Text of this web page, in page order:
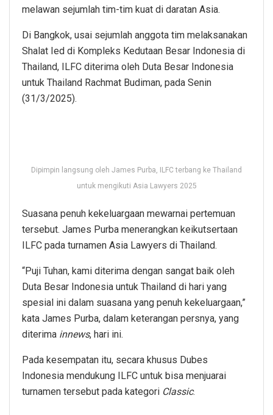
melawan sejumlah tim-tim kuat di daratan Asia.
Di Bangkok, usai sejumlah anggota tim melaksanakan
Shalat Ied di Kompleks Kedutaan Besar Indonesia di
Thailand, ILFC diterima oleh Duta Besar Indonesia
untuk Thailand Rachmat Budiman, pada Senin
(31/3/2025).
Dipimpin langsung oleh James Purba, ILFC terbang ke Thailand
untuk mengikuti Asia Lawyers 2025
Suasana penuh kekeluargaan mewarnai pertemuan
tersebut. James Purba menerangkan keikutsertaan
ILFC pada turnamen Asia Lawyers di Thailand.
“Puji Tuhan, kami diterima dengan sangat baik oleh
Duta Besar Indonesia untuk Thailand di hari yang
spesial ini dalam suasana yang penuh kekeluargaan,”
kata James Purba, dalam keterangan persnya, yang
diterima innews, hari ini.
Pada kesempatan itu, secara khusus Dubes
Indonesia mendukung ILFC untuk bisa menjuarai
turnamen tersebut pada kategori Classic.